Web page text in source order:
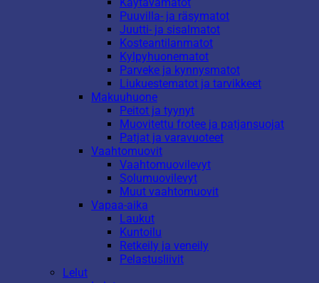
Puuvilla- ja räsymatot
Juutti- ja sisalmatot
Kosteantilanmatot
Kylpyhuonematot
Parveke ja kynnysmatot
Liukuestematot ja tarvikkeet
Makuuhuone
Peitot ja tyynyt
Muovitettu frotee ja patjansuojat
Patjat ja varavuoteet
Vaahtomuovit
Vaahtomuovilevyt
Solumuovilevyt
Muut vaahtomuovit
Vapaa-aika
Laukut
Kuntoilu
Retkeily ja veneily
Pelastusliivit
Lelut